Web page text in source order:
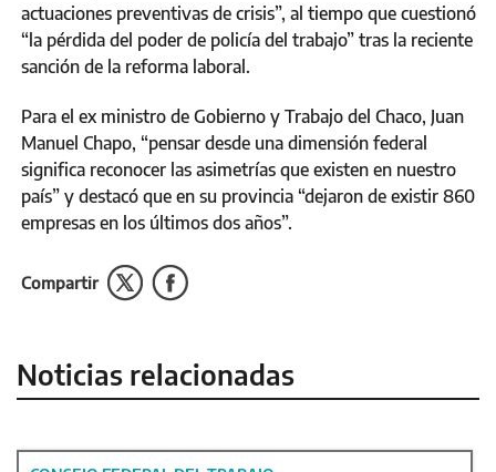
actuaciones preventivas de crisis”, al tiempo que cuestionó
“la pérdida del poder de policía del trabajo” tras la reciente
sanción de la reforma laboral.
Para el ex ministro de Gobierno y Trabajo del Chaco, Juan
Manuel Chapo, “pensar desde una dimensión federal
significa reconocer las asimetrías que existen en nuestro
país” y destacó que en su provincia “dejaron de existir 860
empresas en los últimos dos años”.
Compartir
Noticias relacionadas